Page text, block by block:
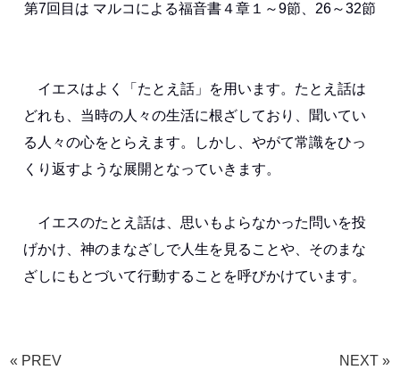
第7回目は マルコによる福音書４章１～9節、26～32節
イエスはよく「たとえ話」を用います。たとえ話は
どれも、当時の人々の生活に根ざしており、聞いてい
る人々の心をとらえます。しかし、やがて常識をひっ
くり返すような展開となっていきます。
イエスのたとえ話は、思いもよらなかった問いを投
げかけ、神のまなざしで人生を見ることや、そのまな
ざしにもとづいて行動することを呼びかけています。
« PREV NEXT »